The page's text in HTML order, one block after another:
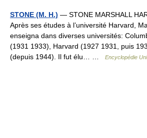
STONE (M. H.) — STONE MARSHALL
Après ses études à l’université Harvard,
enseigna dans diverses universités:
(1931 1933), Harvard (1927 1931, puis
(depuis 1944). Il fut élu… …
Encyclopédie